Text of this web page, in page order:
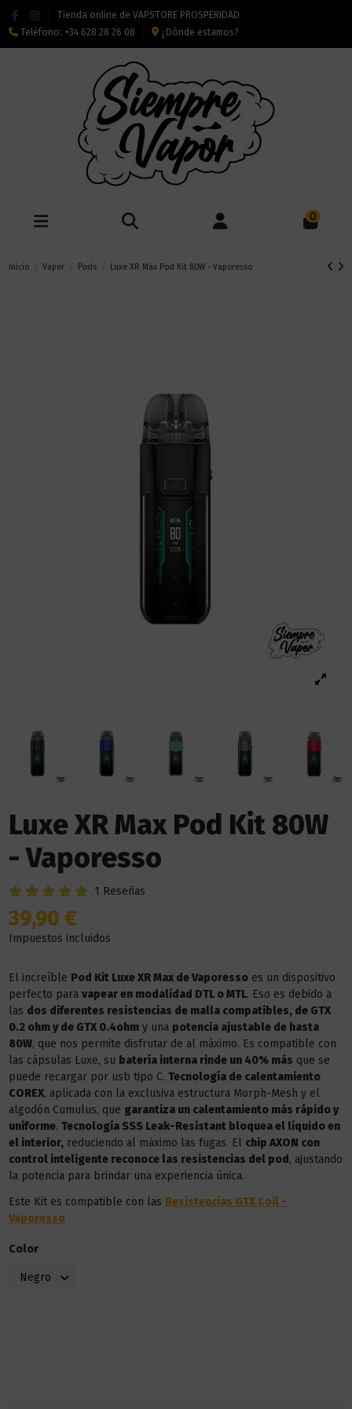
Tienda online de VAPSTORE PROSPERIDAD
Teléfono: +34 628 28 26 08 ¿Dónde estamos?
0
Inicio Vaper Pods Luxe XR Max Pod Kit 80W - Vaporesso
Luxe XR Max Pod Kit 80W
- Vaporesso
1 Reseñas
39,90 €
Impuestos incluidos
El increíble Pod Kit Luxe XR Max de Vaporessoes un dispositivo
perfecto para vapear en modalidad DTL o MTL. Eso es debido a
las dos diferentes resistencias de malla compatibles, de GTX
0.2 ohm y de GTX 0.4ohmy una potencia ajustable de hasta
80W, que nos permite disfrutar de al máximo. Es compatible con
las cápsulas Luxe, su batería interna rinde un 40% más que se
puede recargar por usb tipo C. Tecnología de calentamiento
COREX, aplicada con la exclusiva estructura Morph-Mesh y el
algodón Cumulus, que garantiza un calentamiento más rápido y
uniforme. Tecnología SSS Leak-Resistant bloquea el líquido en
el interior,reduciendo al máximo las fugas. El chip AXON con
control inteligente reconoce las resistencias del pod , ajustando
la potencia para brindar una experiencia única.
Este Kit es compatible con las Resistencias GTX Coil -
Vaporesso
Color